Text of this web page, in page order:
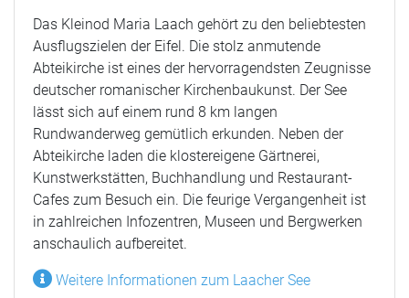
Das Kleinod Maria Laach gehört zu den beliebtesten
Ausflugszielen der Eifel. Die stolz anmutende
Abteikirche ist eines der hervorragendsten Zeugnisse
deutscher romanischer Kirchenbaukunst. Der See
lässt sich auf einem rund 8 km langen
Rundwanderweg gemütlich erkunden. Neben der
Abteikirche laden die klostereigene Gärtnerei,
Kunstwerkstätten, Buchhandlung und Restaurant-
Cafes zum Besuch ein. Die feurige Vergangenheit ist
in zahlreichen Infozentren, Museen und Bergwerken
anschaulich aufbereitet.
Weitere Informationen zum Laacher See